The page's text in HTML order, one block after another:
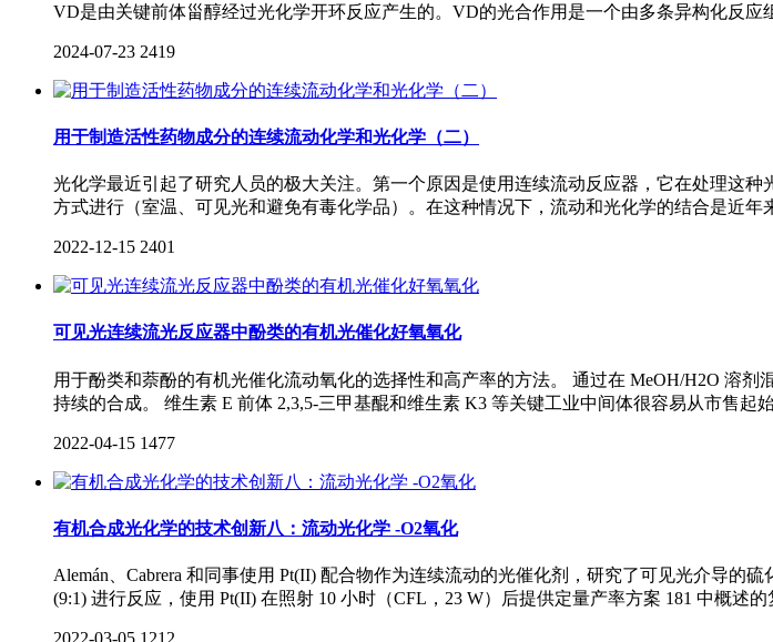
VD是由关键前体甾醇经过光化学开环反应产生的。VD的光合作用是一个由多条异构化反应
2024-07-23 2419
用于制造活性药物成分的连续流动化学和光化学（二）
光化学最近引起了研究人员的极大关注。第一个原因是使用连续流动反应器，它在处理这
方式进行（室温、可见光和避免有毒化学品）。在这种情况下，流动和光化学的结合是近年
2022-12-15 2401
可见光连续流光反应器中酚类的有机光催化好氧氧化
用于酚类和萘酚的有机光催化流动氧化的选择性和高产率的方法。 通过在 MeOH/H2O 溶
持续的合成。 维生素 E 前体 2,3,5-三甲基醌和维生素 K3 等关键工业中间体很容易从市售起
2022-04-15 1477
有机合成光化学的技术创新八：流动光化学 -O2氧化
Alemán、Cabrera 和同事使用 Pt(II) 配合物作为连续流动的光催化剂，研究了可见光介导的
(9:1) 进行反应，使用 Pt(II) 在照射 10 小时（CFL，23 W）后提供定量产率方案 181 中概述